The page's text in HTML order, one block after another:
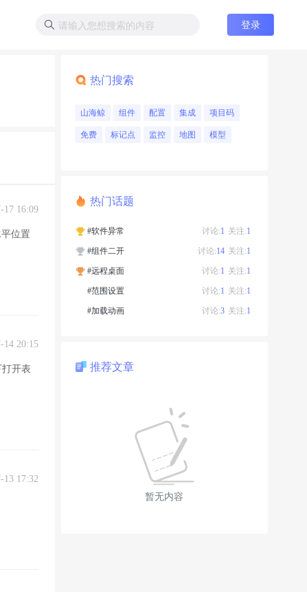
登录
17 16:09
位置
14 20:15
开表
13 17:32
热门搜索
山海鲸 组件 配置 集成 项目码
免费 标记点 监控 地图 模型
热门话题
#软件异常 讨论:1 关注:1
#组件二开 讨论:14 关注:1
#远程桌面 讨论:1 关注:1
#范围设置 讨论:1 关注:1
#加载动画 讨论:3 关注:1
推荐文章
暂无内容